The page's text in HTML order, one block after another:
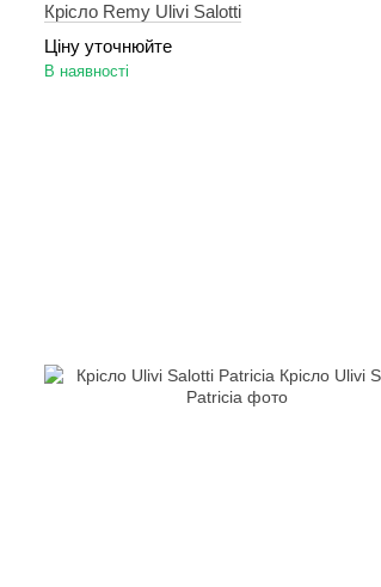
Крісло Remy Ulivi Salotti
Ціну уточнюйте
В наявності